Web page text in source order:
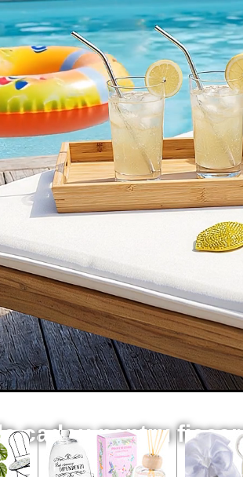
cadou pentru
SEMN